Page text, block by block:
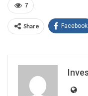
7
Share Facebook